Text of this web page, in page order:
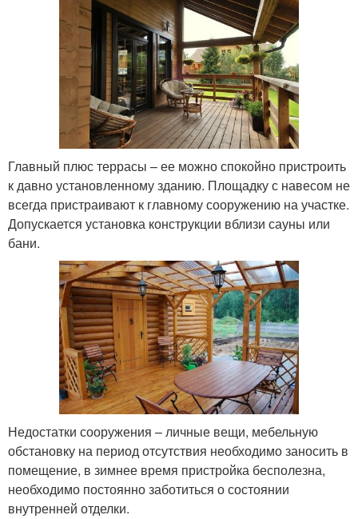
Главный плюс террасы – ее можно спокойно пристроить
к давно установленному зданию. Площадку с навесом не
всегда пристраивают к главному сооружению на участке.
Допускается установка конструкции вблизи сауны или
бани.
Недостатки сооружения – личные вещи, мебельную
обстановку на период отсутствия необходимо заносить в
помещение, в зимнее время пристройка бесполезна,
необходимо постоянно заботиться о состоянии
внутренней отделки.